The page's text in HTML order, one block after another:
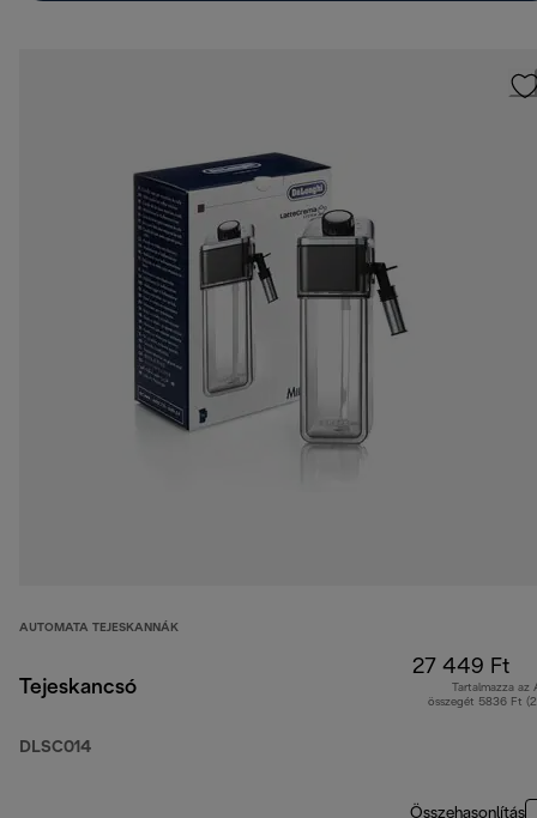
AUTOMATA TEJESKANNÁK
Tejeskancsó
DLSC014
27 449 Ft
Tartalmazza az
összegét 5836 Ft
Összehasonlítás